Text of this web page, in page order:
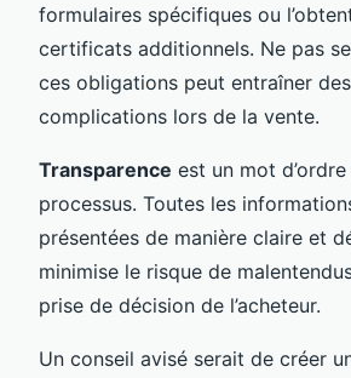
formulaires spécifiques ou
certificats additionnels. Ne pas
ces obligations peut entraîner
complications lors de la vente.
Transparence est un mot
processus. Toutes les
présentées de manière claire et
minimise le risque de
prise de décision de l’acheteur.
Un conseil avisé serait de créer